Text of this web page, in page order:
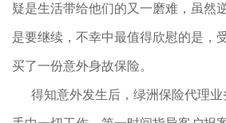
疑是生活带给他们的又一磨难，虽然
是要继续，不幸中最值得欣慰的是，
买了一份意外身故保险。
得知意外发生后，绿洲保险代理业